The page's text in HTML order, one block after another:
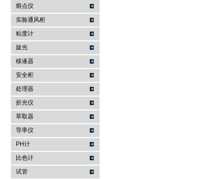
熔点仪
实验通风柜
粘度计
旋光
移液器
安全柜
处理器
折光仪
萃取器
导率仪
PH计
比色计
试管